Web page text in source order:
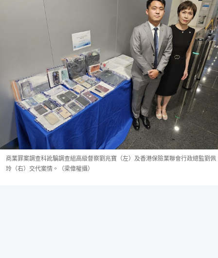
商業罪案調查科訛騙調查組高級督察劉兆寶（左）及香港保險業聯會行政總監劉佩
玲（右）交代案情。（梁偉權攝）